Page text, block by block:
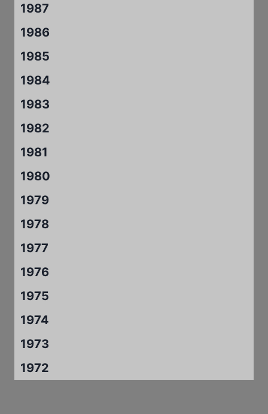
1987
1986
1985
1984
1983
1982
1981
1980
1979
1978
1977
1976
1975
1974
1973
1972